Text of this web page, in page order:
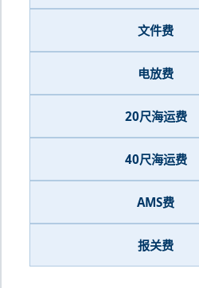
文件费
电放费
20尺海运费
40尺海运费
AMS费
报关费